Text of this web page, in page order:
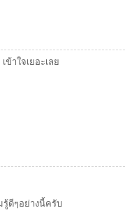
าใจเยอะเลย
ดีๆอย่างนี้ครับ